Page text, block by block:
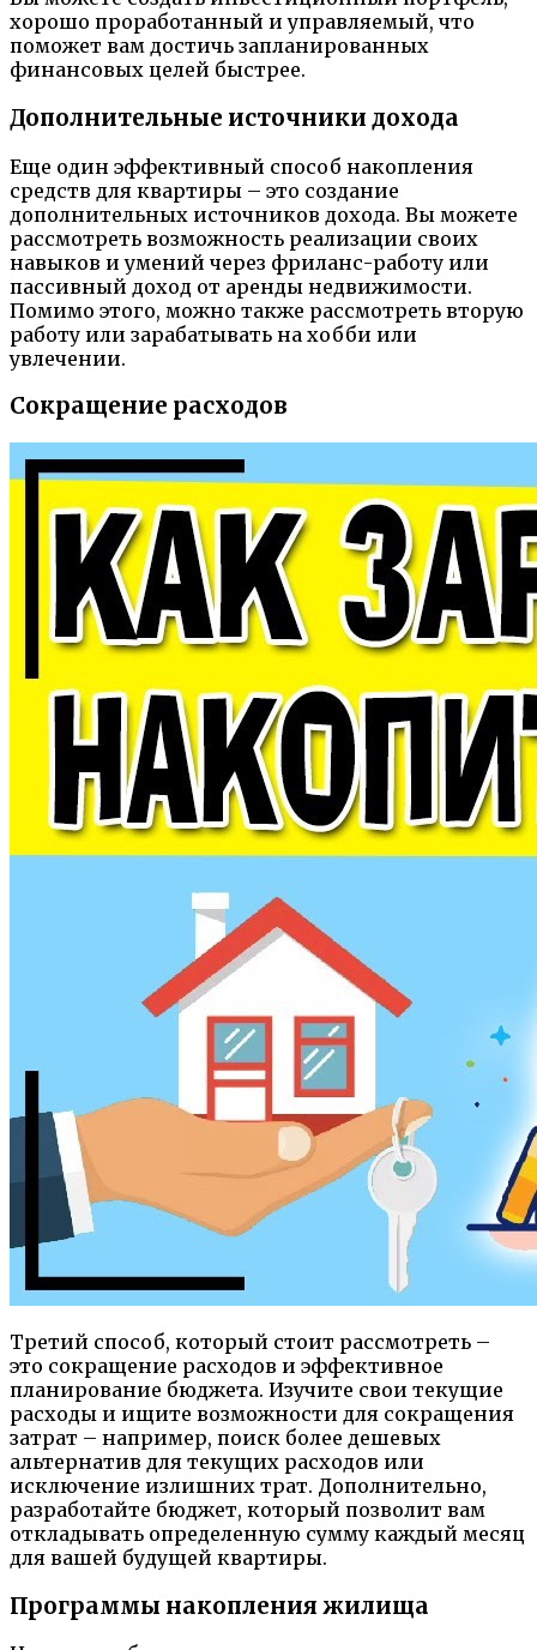
хорошо проработанный и управляемый, что
поможет вам достичь запланированных
финансовых целей быстрее.
Дополнительные источники дохода
Еще один эффективный способ накопления
средств для квартиры – это создание
дополнительных источников дохода. Вы можете
рассмотреть возможность реализации своих
навыков и умений через фриланс-работу или
пассивный доход от аренды недвижимости.
Помимо этого, можно также рассмотреть вторую
работу или зарабатывать на хобби или
увлечении.
Сокращение расходов
Третий способ, который стоит рассмотреть –
это сокращение расходов и эффективное
планирование бюджета. Изучите свои текущие
расходы и ищите возможности для сокращения
затрат – например, поиск более дешевых
альтернатив для текущих расходов или
исключение излишних трат. Дополнительно,
разработайте бюджет, который позволит вам
откладывать определенную сумму каждый месяц
для вашей будущей квартиры.
Программы накопления жилища